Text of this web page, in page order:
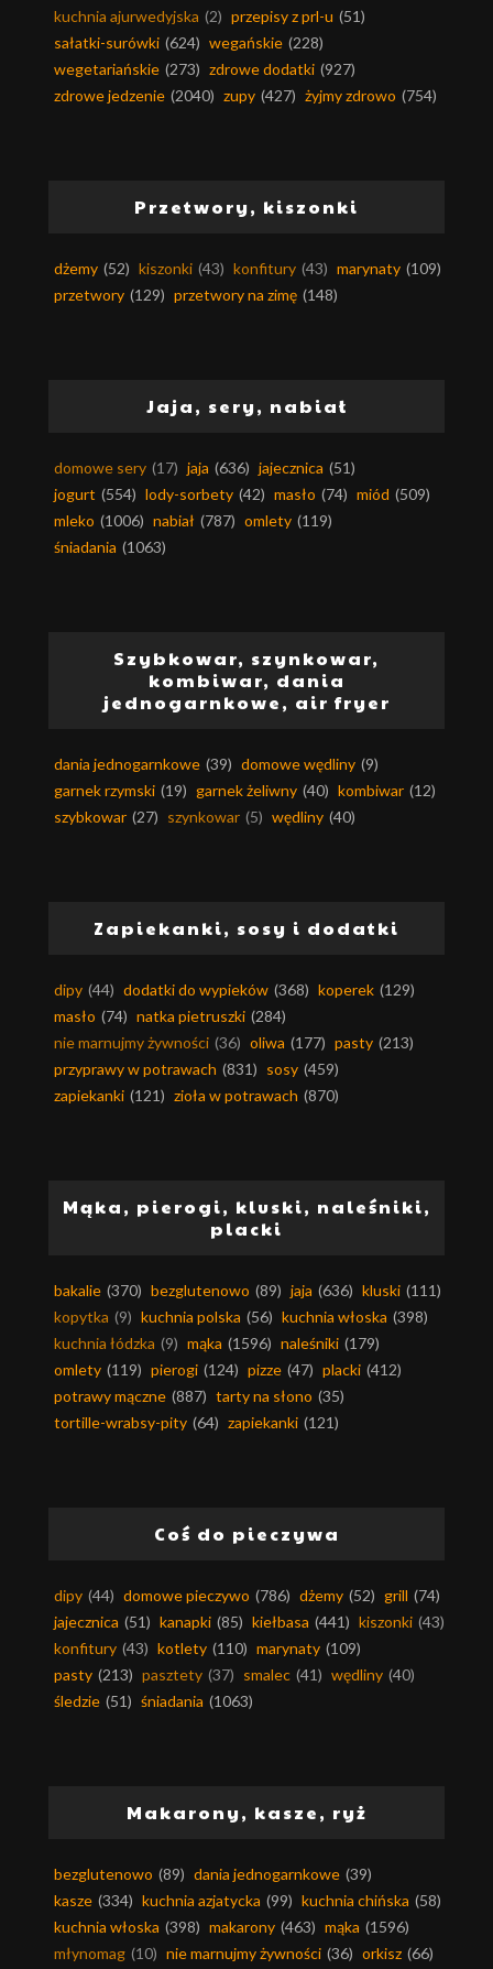
kuchnia ajurwedyjska (2) przepisy z prl-u (51)
sałatki-surówki (624) wegańskie (228)
wegetariańskie (273) zdrowe dodatki (927)
zdrowe jedzenie (2040) zupy (427) żyjmy zdrowo (754)
Przetwory, kiszonki
dżemy (52) kiszonki (43) konfitury (43) marynaty (109)
przetwory (129) przetwory na zimę (148)
Jaja, sery, nabiał
domowe sery (17) jaja (636) jajecznica (51)
jogurt (554) lody-sorbety (42) masło (74) miód (509)
mleko (1006) nabiał (787) omlety (119)
śniadania (1063)
Szybkowar, szynkowar,
kombiwar, dania
jednogarnkowe, air fryer
dania jednogarnkowe (39) domowe wędliny (9)
garnek rzymski (19) garnek żeliwny (40) kombiwar (12)
szybkowar (27) szynkowar (5) wędliny (40)
Zapiekanki, sosy i dodatki
dipy (44) dodatki do wypieków (368) koperek (129)
masło (74) natka pietruszki (284)
nie marnujmy żywności (36) oliwa (177) pasty (213)
przyprawy w potrawach (831) sosy (459)
zapiekanki (121) zioła w potrawach (870)
Mąka, pierogi, kluski, naleśniki,
placki
bakalie (370) bezglutenowo (89) jaja (636) kluski (111)
kopytka (9) kuchnia polska (56) kuchnia włoska (398)
kuchnia łódzka (9) mąka (1596) naleśniki (179)
omlety (119) pierogi (124) pizze (47) placki (412)
potrawy mączne (887) tarty na słono (35)
tortille-wrabsy-pity (64) zapiekanki (121)
Coś do pieczywa
dipy (44) domowe pieczywo (786) dżemy (52) grill (74)
jajecznica (51) kanapki (85) kiełbasa (441) kiszonki (43)
konfitury (43) kotlety (110) marynaty (109)
pasty (213) pasztety (37) smalec (41) wędliny (40)
śledzie (51) śniadania (1063)
Makarony, kasze, ryż
bezglutenowo (89) dania jednogarnkowe (39)
kasze (334) kuchnia azjatycka (99) kuchnia chińska (58)
kuchnia włoska (398) makarony (463) mąka (1596)
młynomag (10) nie marnujmy żywności (36) orkisz (66)